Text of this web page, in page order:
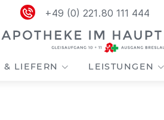
+49 (0) 221 . 80 111 444
& LIEFERN LEISTUNGEN